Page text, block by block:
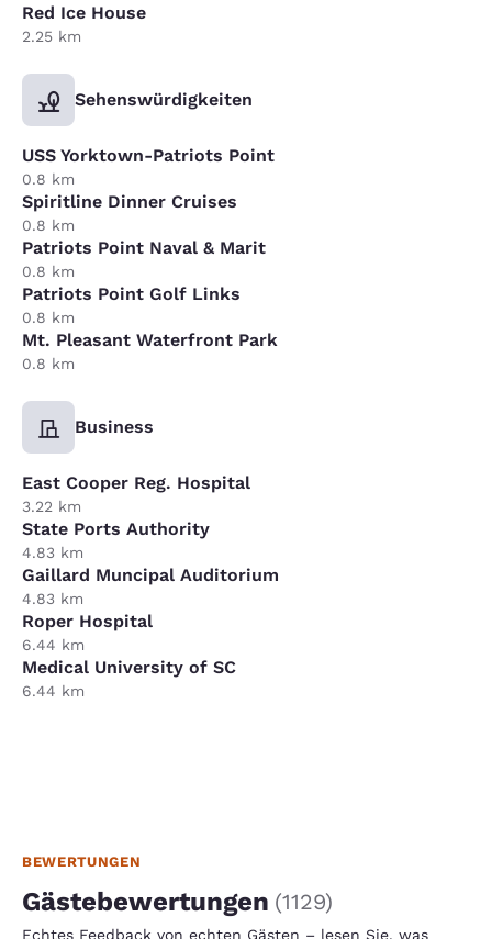
Red Ice House
2.25 km
Sehenswürdigkeiten
USS Yorktown-Patriots Point
0.8 km
Spiritline Dinner Cruises
0.8 km
Patriots Point Naval & Marit
0.8 km
Patriots Point Golf Links
0.8 km
Mt. Pleasant Waterfront Park
0.8 km
Business
East Cooper Reg. Hospital
3.22 km
State Ports Authority
4.83 km
Gaillard Muncipal Auditorium
4.83 km
Roper Hospital
6.44 km
Medical University of SC
6.44 km
BEWERTUNGEN
Gästebewertungen (1129)
Echtes Feedback von echten Gästen – lesen Sie, was